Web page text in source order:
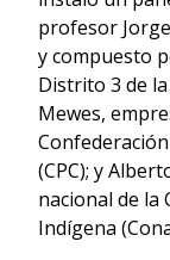
profesor
y compuesto
Distrito 3 de
Mewes,
(CPC); y
nacional de la
Indígena